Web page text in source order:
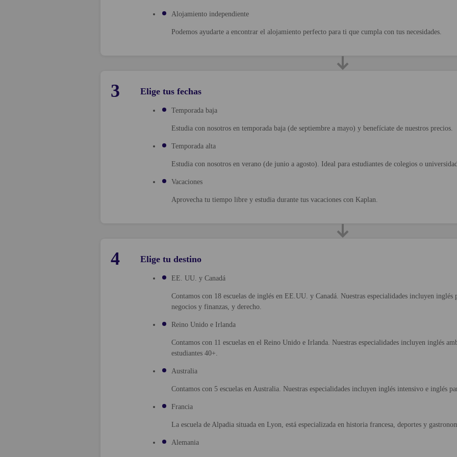
Alojamiento independiente
Podemos ayudarte a encontrar el alojamiento perfecto para ti que cumpla con tus necesidades.
3 Elige tus fechas
Temporada baja
Estudia con nosotros en temporada baja (de septiembre a mayo) y benefíciate de nuestros precios.
Temporada alta
Estudia con nosotros en verano (de junio a agosto). Ideal para estudiantes de colegios o
Vacaciones
Aprovecha tu tiempo libre y estudia durante tus vacaciones con Kaplan.
4 Elige tu destino
EE. UU. y Canadá
Contamos con 18 escuelas de inglés en EE.UU. y Canadá. Nuestras especialidades incluyen
negocios y finanzas, y derecho.
Reino Unido e Irlanda
Contamos con 11 escuelas en el Reino Unido e Irlanda. Nuestras especialidades incluyen inglés
estudiantes 40+.
Australia
Contamos con 5 escuelas en Australia. Nuestras especialidades incluyen inglés intensivo e inglés
Francia
La escuela de Alpadia situada en Lyon, está especializada en historia francesa, deportes y
Alemania